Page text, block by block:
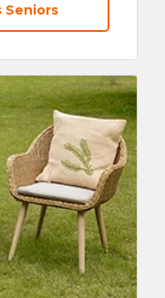
Seniors